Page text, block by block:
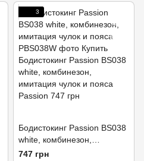
3
Бодистокинг Passion BS038
white, комбинезон,
имитация чулок и пояса
747 грн